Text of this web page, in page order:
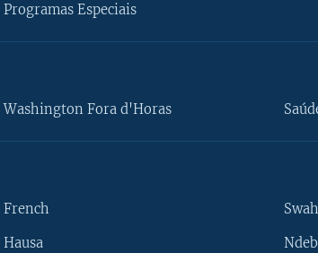
Programas Especiais
Washington Fora d'Horas
French
Hausa